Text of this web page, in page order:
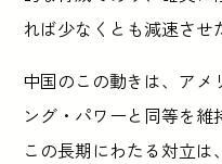
れば少なくとも減速させ
中国のこの動きは、アメ
ング・パワーと同等を維
この長期にわたる対立